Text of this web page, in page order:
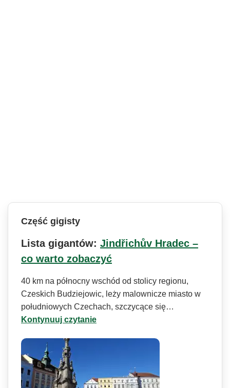
Część gigisty
Lista gigantów: Jindřichův Hradec –
co warto zobaczyć
40 km na północny wschód od stolicy regionu,
Czeskich Budziejowic, leży malownicze miasto w
południowych Czechach, szczycące się…
Kontynuuj czytanie